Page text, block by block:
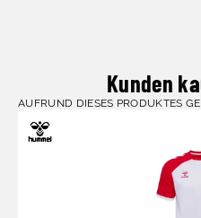
Kunden
AUFRUND DIESES PRODUKTES